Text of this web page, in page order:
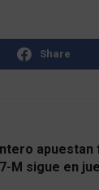
Share
M sigue en